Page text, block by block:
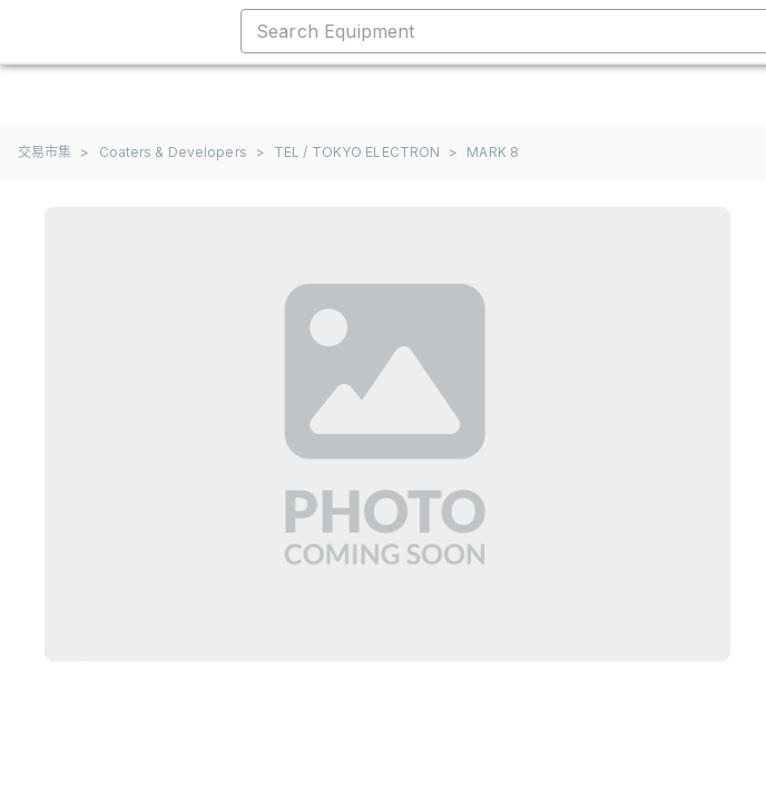
交易市集 > Coaters & Developers > TEL / TOKYO ELECTRON > MARK 8